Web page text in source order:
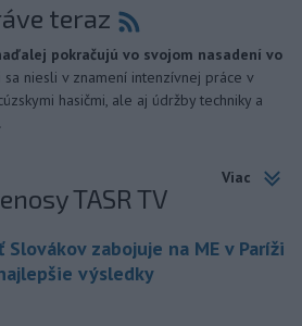
teraz
pokračujú vo svojom nasadení vo
niesli v znamení intenzívnej práce v
hasičmi, ale aj údržby techniky a
Viac
TASR TV
Slovákov zabojuje na ME v Paríži
výsledky